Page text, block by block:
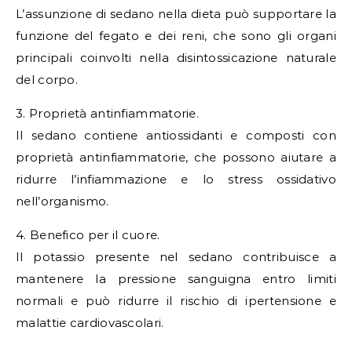
L’assunzione di sedano nella dieta può supportare la
funzione del fegato e dei reni, che sono gli organi
principali coinvolti nella disintossicazione naturale
del corpo.
3. Proprietà antinfiammatorie.
Il sedano contiene antiossidanti e composti con
proprietà antinfiammatorie, che possono aiutare a
ridurre l’infiammazione e lo stress ossidativo
nell’organismo.
4. Benefico per il cuore.
Il potassio presente nel sedano contribuisce a
mantenere la pressione sanguigna entro limiti
normali e può ridurre il rischio di ipertensione e
malattie cardiovascolari.